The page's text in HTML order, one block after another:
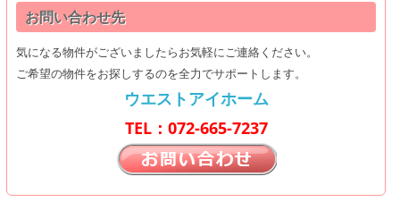
お問い合わせ先
気になる物件がございましたらお気軽にご連絡ください。
ご希望の物件をお探しするのを全力でサポートします。
ウエストアイホーム
TEL：072-665-7237